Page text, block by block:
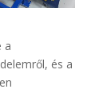
a
és a